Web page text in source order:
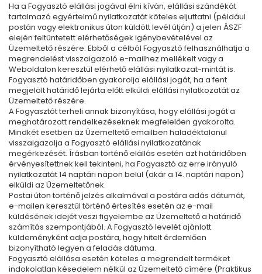
Ha a Fogyasztó elállási jogával élni kíván, elállási szándékát
tartalmazó egyértelmű nyilatkozatát köteles eljuttatni (például
postán vagy elektronikus úton küldött levél útján) a jelen ÁSZF
elején feltüntetett elérhetőségek igénybevételével az
Üzemeltető részére. Ebből a célból Fogyasztó felhasználhatja a
megrendelést visszaigazoló e-mailhez mellékelt vagy a
Weboldalon keresztül elérhető elállási nyilatkozat-mintát is.
Fogyasztó határidőben gyakorolja elállási jogát, ha a fent
megjelölt határidő lejárta előtt elküldi elállási nyilatkozatát az
Üzemeltető részére.
A Fogyasztót terheli annak bizonyítása, hogy elállási jogát a
meghatározott rendelkezéseknek megfelelően gyakorolta.
Mindkét esetben az Üzemeltető emailben haladéktalanul
visszaigazolja a Fogyasztó elállási nyilatkozatának
megérkezését. Írásban történő elállás esetén azt határidőben
érvényesítettnek kell tekinteni, ha Fogyasztó az erre irányuló
nyilatkozatát 14 naptári napon belül (akár a 14. naptári napon)
elküldi az Üzemeltetőnek.
Postai úton történő jelzés alkalmával a postára adás dátumát,
e-mailen keresztül történő értesítés esetén az e-mail
küldésének idejét veszi figyelembe az Üzemeltető a határidő
számítás szempontjából. A Fogyasztó levelét ajánlott
küldeményként adja postára, hogy hitelt érdemlően
bizonyítható legyen a feladás dátuma.
Fogyasztó elállása esetén köteles a megrendelt terméket
indokolatlan késedelem nélkül az Üzemeltető címére (Praktikus